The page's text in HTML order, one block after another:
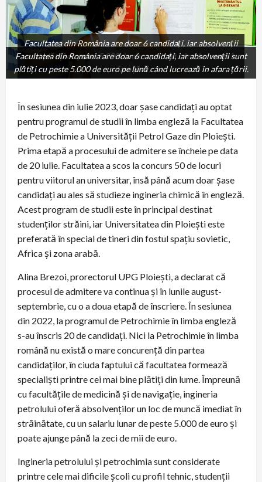
Facultatea din România are doar 6 candidați, iar absolvenții
sunt plătiți cu peste 5.000 de euro pe lună când lucrează în
afara țării.
Facultatea din România are doar 6 candidați, iar absolvenții sunt
plătiți cu peste 5.000 de euro pe lună când lucrează în afara țării.
În sesiunea din iulie 2023, doar șase candidați au optat
pentru programul de studii în limba engleză la Facultatea
de Petrochimie a Universității Petrol Gaze din Ploiești.
Prima etapă a procesului de admitere se încheie pe data
de 20 iulie. Facultatea a scos la concurs 50 de locuri
pentru viitorul an universitar, însă până acum doar șase
candidați au ales să studieze ingineria chimică în engleză.
Acest program de studii este în principal destinat
studenților străini, iar Universitatea din Ploiești este
preferată în special de tineri din fostul spațiu sovietic,
Africa și zona arabă.
Alina Brezoi, prorectorul UPG Ploiești, a declarat că
procesul de admitere va continua și în lunile august-
septembrie, cu o a doua etapă de înscriere. În sesiunea
din 2022, la programul de Petrochimie în limba engleză
s-au înscris 20 de candidați. Nici la Petrochimie în limba
română nu există o mare concurență din partea
candidaților, în ciuda faptului că facultatea formează
specialiști printre cei mai bine plătiți din lume. Împreună
cu facultățile de medicină și de navigație, ingineria
petrolului oferă absolvenților un loc de muncă imediat în
străinătate, cu un salariu lunar de peste 5.000 de euro și
poate ajunge până la zeci de mii de euro.
Ingineria petrolului și petrochimia sunt considerate
printre cele mai dificile școli cu profil tehnic, studenții